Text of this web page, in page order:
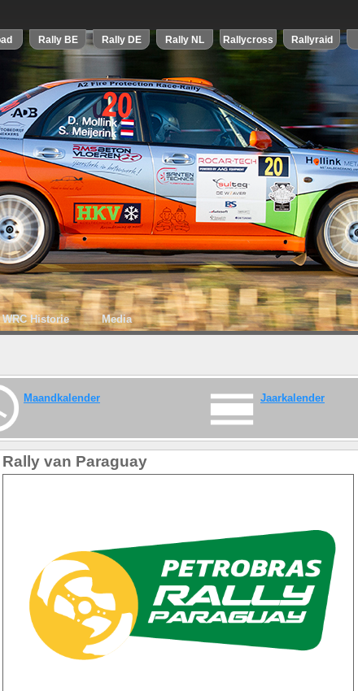
WRC Historie Media
Maandkalender Jaarkalender
Rally van Paraguay